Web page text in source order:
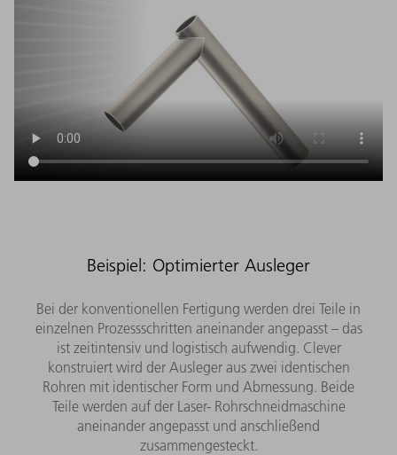
Beispiel: Optimierter Ausleger
Bei der konventionellen Fertigung werden drei Teile in
einzelnen Prozessschritten aneinander angepasst – das
ist zeitintensiv und logistisch aufwendig. Clever
konstruiert wird der Ausleger aus zwei identischen
Rohren mit identischer Form und Abmessung. Beide
Teile werden auf der Laser- Rohrschneidmaschine
aneinander angepasst und anschließend
zusammengesteckt.